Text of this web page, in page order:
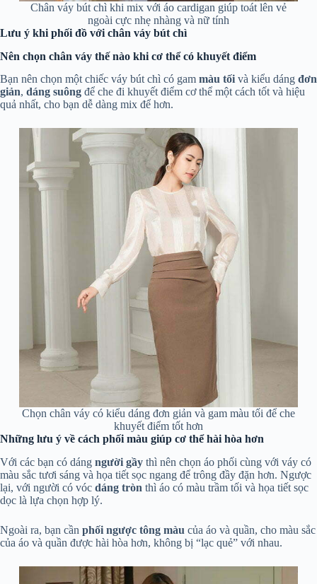
Chân váy bút chì khi mix với áo cardigan giúp toát lên vẻ
ngoài cực nhẹ nhàng và nữ tính
Lưu ý khi phối đồ với chân váy bút chì
Nên chọn chân váy thế nào khi cơ thể có khuyết điểm
Bạn nên chọn một chiếc váy bút chì có gam màu tối và kiểu dáng đơn
giản, dáng suông để che đi khuyết điểm cơ thể một cách tốt và hiệu
quả nhất, cho bạn dễ dàng mix để hơn.
Chọn chân váy có kiểu dáng đơn giản và gam màu tối để che
khuyết điểm tốt hơn
Những lưu ý về cách phối màu giúp cơ thể hài hòa hơn
Với các bạn có dáng người gầy thì nên chọn áo phối cùng với váy có
màu sắc tươi sáng và họa tiết sọc ngang để trông đầy đặn hơn. Ngược
lại, với người có vóc dáng tròn thì áo có màu trầm tối và họa tiết sọc
dọc là lựa chọn hợp lý.
Ngoài ra, bạn cần phối ngược tông màu của áo và quần, cho màu sắc
của áo và quần được hài hòa hơn, không bị “lạc quẻ” với nhau.